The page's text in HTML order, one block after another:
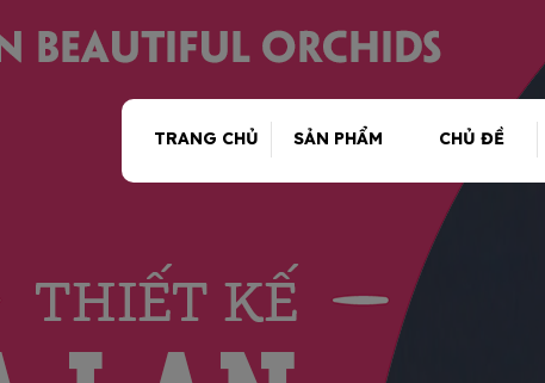
TRANG CHỦ SẢN PHẨM CHỦ ĐỀ